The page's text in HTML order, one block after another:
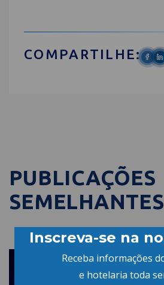
COMPARTILHE:
PUBLICAÇÕES
SEMELHANTES